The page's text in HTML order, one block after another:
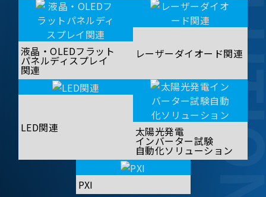
液晶・OLEDフラット
パネルディスプレイ
関連
レーザーダイオード関連
LED関連 太陽光発電
インバーター試験
自動化ソリューション
PXI